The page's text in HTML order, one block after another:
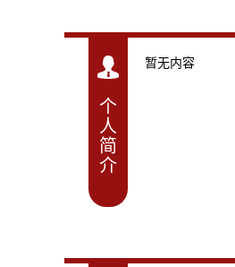
个
人
简
介
暂无内容